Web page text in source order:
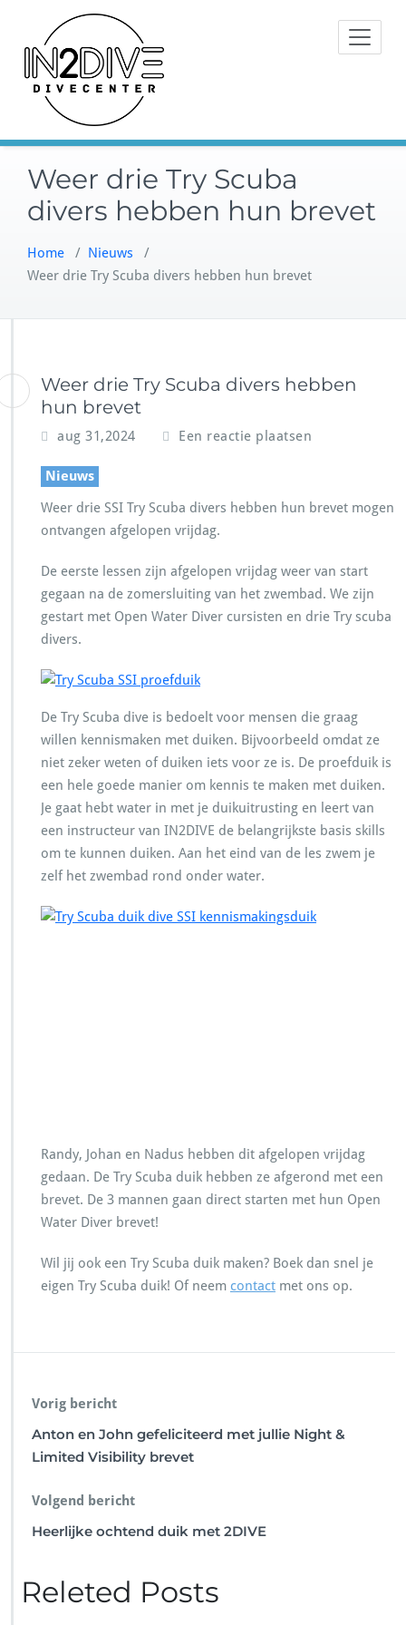
inhoud
Instructeurs met passie voor
Weer drie Try Scuba
divers hebben hun brevet
Home / Nieuws /
Weer drie Try Scuba divers hebben hun brevet
Weer drie Try Scuba divers hebben
hun brevet
aug 31,2024 Een reactie plaatsen
Nieuws
Weer drie SSI Try Scuba divers hebben hun brevet mogen
ontvangen afgelopen vrijdag.
De eerste lessen zijn afgelopen vrijdag weer van start
gegaan na de zomersluiting van het zwembad. We zijn
gestart met Open Water Diver cursisten en drie Try scuba
divers.
De Try Scuba dive is bedoelt voor mensen die graag
willen kennismaken met duiken. Bijvoorbeeld omdat ze
niet zeker weten of duiken iets voor ze is. De proefduik is
een hele goede manier om kennis te maken met duiken.
Je gaat hebt water in met je duikuitrusting en leert van
een instructeur van IN2DIVE de belangrijkste basis skills
om te kunnen duiken. Aan het eind van de les zwem je
zelf het zwembad rond onder water.
Randy, Johan en Nadus hebben dit afgelopen vrijdag
gedaan. De Try Scuba duik hebben ze afgerond met een
brevet. De 3 mannen gaan direct starten met hun Open
Water Diver brevet!
Wil jij ook een Try Scuba duik maken? Boek dan snel je
eigen Try Scuba duik! Of neem contact met ons op.
Vorig bericht
Anton en John gefeliciteerd met jullie Night &
Limited Visibility brevet
Volgend bericht
Heerlijke ochtend duik met 2DIVE
Releted Posts